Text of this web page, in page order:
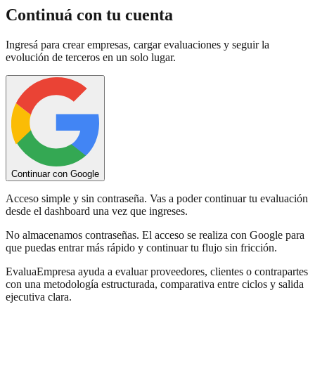
Continuá con tu cuenta
Ingresá para crear empresas, cargar evaluaciones y seguir la
evolución de terceros en un solo lugar.
Continuar con Google
Acceso simple y sin contraseña. Vas a poder continuar tu evaluación
desde el dashboard una vez que ingreses.
No almacenamos contraseñas. El acceso se realiza con Google para
que puedas entrar más rápido y continuar tu flujo sin fricción.
EvaluaEmpresa ayuda a evaluar proveedores, clientes o contrapartes
con una metodología estructurada, comparativa entre ciclos y salida
ejecutiva clara.